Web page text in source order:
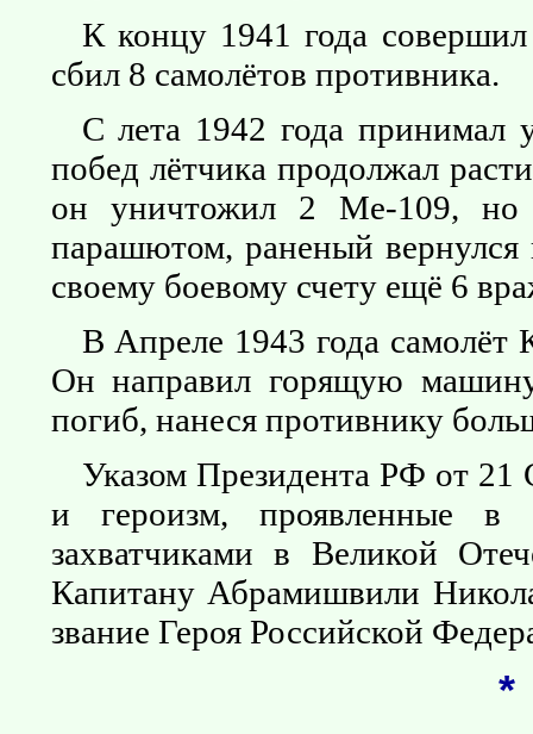
К концу 1941 года
сбил 8 самолётов противника.
С лета 1942 года принимал
побед лётчика продолжал
он уничтожил 2 Ме-109, но
парашютом, раненый
своему боевому счету ещё 6
В Апреле 1943 года
Он направил горящую
погиб, нанеся противнику
Указом Президента РФ от 21
и героизм, проявленные
захватчиками в Великой
Капитану Абрамишвили
звание Героя Российской